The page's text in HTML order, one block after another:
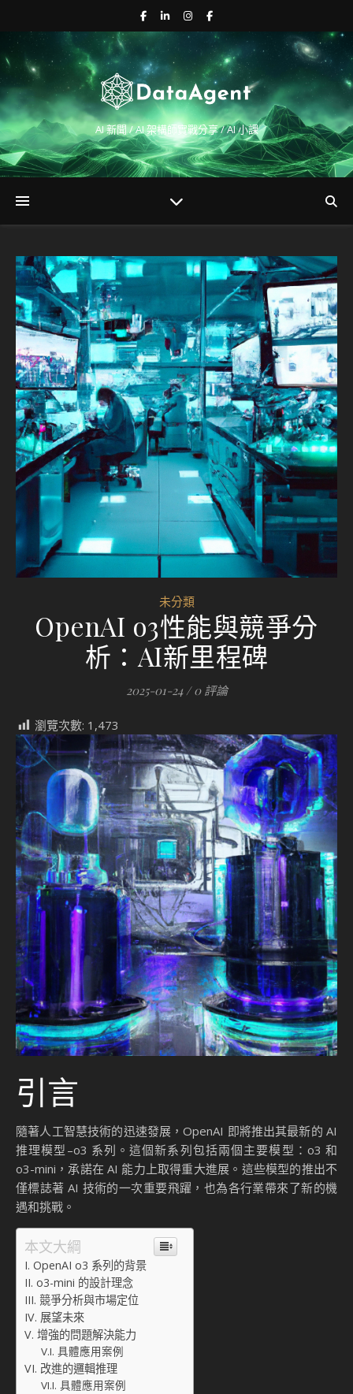
AI 新聞 / AI 架構師實戰分享 / AI 小課
未分類
OpenAI o3性能與競爭分
析：AI新里程碑
2025-01-24 / 0 評論
瀏覽次數: 1,473
引言
隨著人工智慧技術的迅速發展，OpenAI 即將推出其最新的 AI
推理模型–o3 系列。這個新系列包括兩個主要模型：o3 和
o3-mini，承諾在 AI 能力上取得重大進展。這些模型的推出不
僅標誌著 AI 技術的一次重要飛躍，也為各行業帶來了新的機
遇和挑戰。
本文大綱
OpenAI o3 系列的背景
o3-mini 的設計理念
競爭分析與市場定位
展望未來
增強的問題解決能力
具體應用案例
改進的邏輯推理
具體應用案例